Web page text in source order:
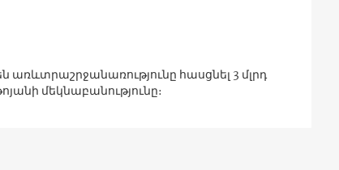
հասցնել 3 մլրդ
մեկնաբանությունը։